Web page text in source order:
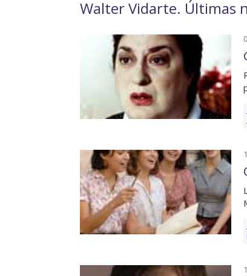
Walter Vidarte. Últimas